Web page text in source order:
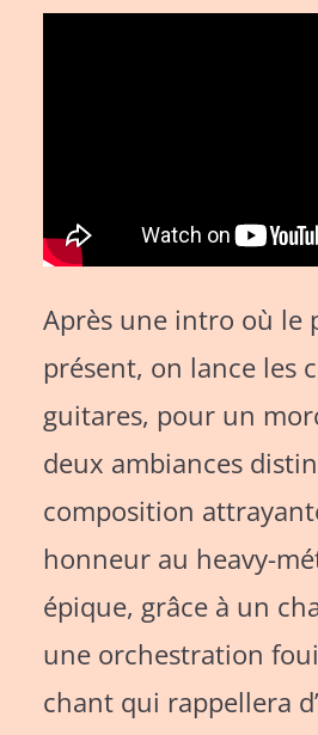
Après une intro où le
présent, on lance les
guitares, pour un
deux ambiances
composition
honneur au heavy-
épique, grâce à un
une orchestration
chant qui rappellera